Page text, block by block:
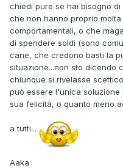
chiedi pure se hai bisogno
che non hanno proprio
comportamentali, o che
di spendere soldi (sono
cane, che credono basti la
situazione...non sto dicendo
chiunque si rivelasse
può essere l'unica
sua felicità, o quanto meno
a tutti...
Aaka